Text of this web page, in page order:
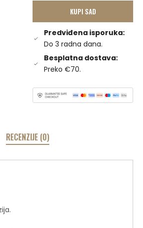
KUPI SAD
Predviđena isporuka:
Do 3 radna dana.
Besplatna dostava:
Preko €70.
RECENZIJE (0)